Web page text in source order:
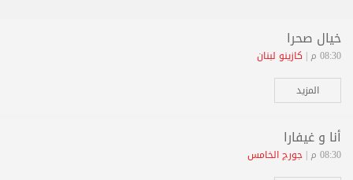
خيال صحرا
08:30 م |
كازينو لبنان
المزيد
أنا و غيفارا
08:30 م |
جورج الخامس